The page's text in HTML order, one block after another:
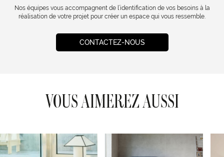
Nos équipes vous accompagnent de l’identification de vos besoins à la
réalisation de votre projet pour créer un espace qui vous ressemble.
CONTACTEZ-NOUS
VOUS AIMEREZ AUSSI